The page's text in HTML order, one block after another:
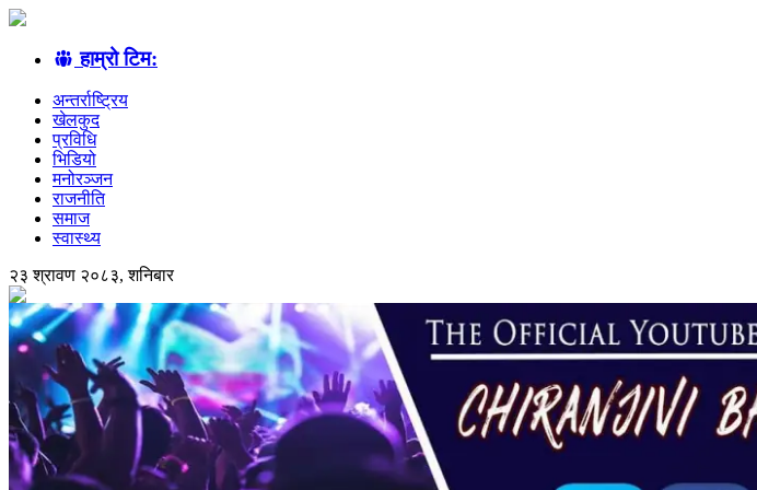
हाम्रो टिम:
अन्तर्राष्ट्रिय
खेलकुद
प्रविधि
भिडियो
मनोरञ्जन
राजनीति
समाज
स्वास्थ्य
२३ श्रावण २०८३, शनिबार